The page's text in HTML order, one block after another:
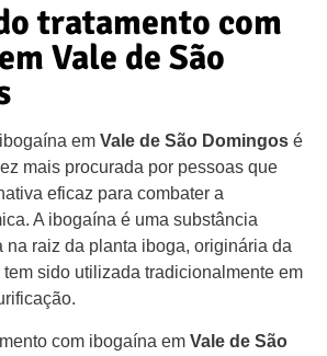
tratamento com
Vale de São
em Vale de São Domingos é
mais procurada por pessoas que
eficaz para combater a
A ibogaína é uma substância
na raiz da planta iboga, originária da
sido utilizada tradicionalmente em
com ibogaína em Vale de São